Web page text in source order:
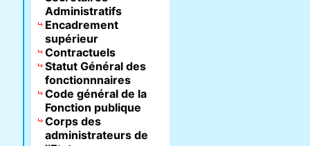
Administratifs
Encadrement
supérieur
Contractuels
Statut Général des
fonctionnnaires
Code général de la
Fonction publique
Corps des
administrateurs de